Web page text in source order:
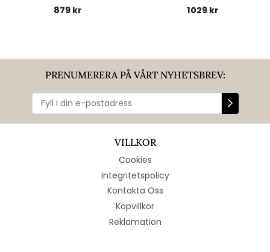
879 kr
1029 kr
PRENUMERERA PÅ VÅRT NYHETSBREV:
VILLKOR
Cookies
Integritetspolicy
Kontakta Oss
Köpvillkor
Reklamation